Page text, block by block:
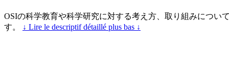
OSIの科学教育や科学研究に対する考え方、取り組みについ
す。
↓ Lire le descriptif détaillé plus bas ↓